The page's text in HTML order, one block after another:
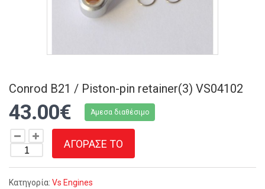
Conrod B21 / Piston-pin retainer(3) VS04102
43.00€ Άμεσα διαθέσιμο
ΑΓΟΡΑΣΕ ΤΟ
Κατηγορία: Vs Engines